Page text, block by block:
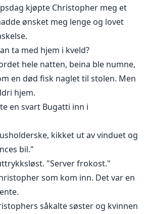
kjøpte Christopher meg et
ønsket meg lenge og lovet
ta med hjem i kveld?
hele natten, beina ble numne,
en død fisk naglet til stolen. Men
hjem.
en svart Bugatti inn i
kikket ut av vinduet og
bil."
"Server frokost."
som kom inn. Det var en
såkalte søster og kvinnen